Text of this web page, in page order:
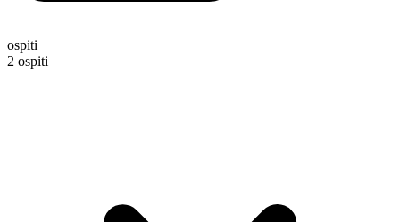
ospiti
2 ospiti